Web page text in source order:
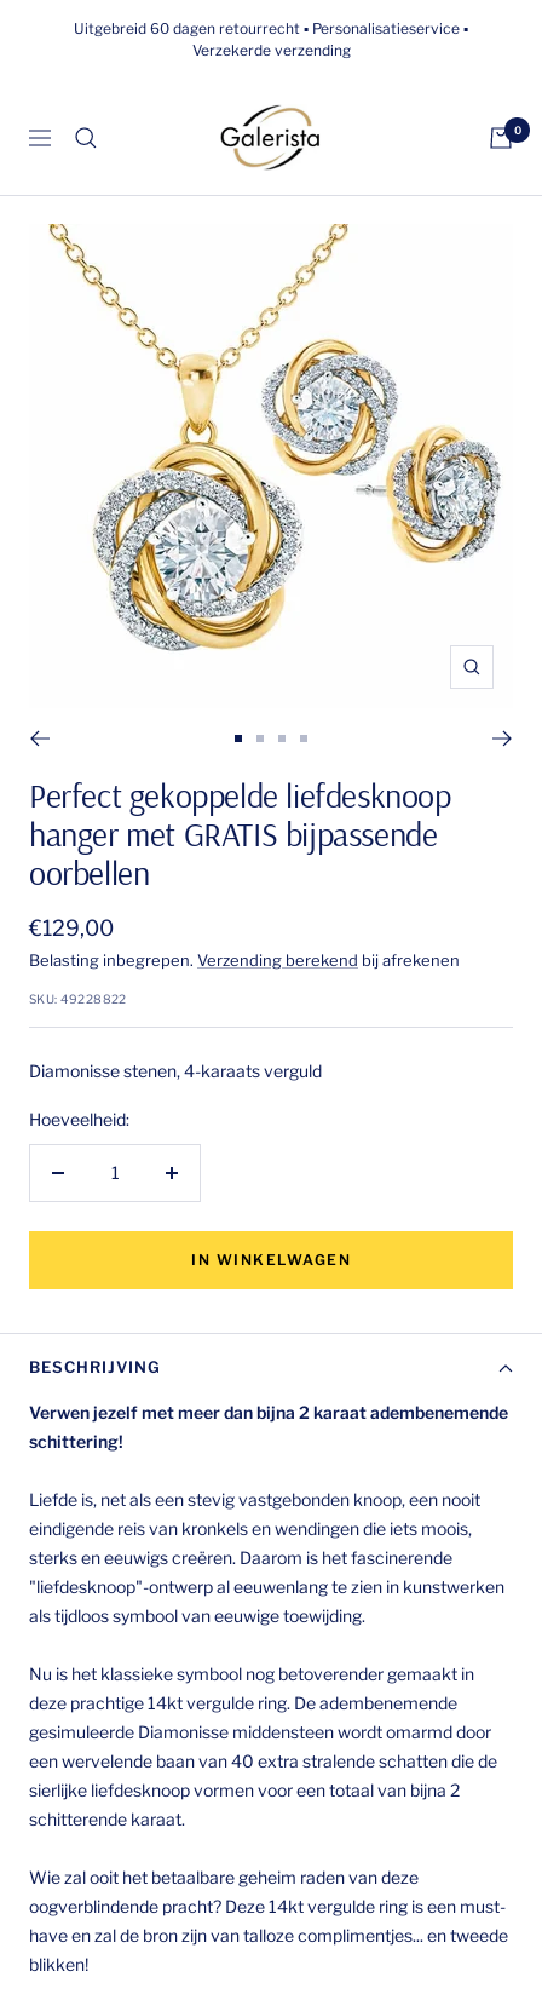
Uitgebreid 60 dagen retourrecht ▪ Personalisatieservice ▪
Verzekerde verzending
Navigatie
galerista
0
Zoom
naar
dia
1
naar
dia
2
naar
dia
naar
dia
4
Perfect gekoppelde liefdesknoop
hanger met GRATIS bijpassende
oorbellen
Verkoopprijs
€129,00
Belasting inbegrepen. Verzending berekend bij afrekenen
SKU:49228822
Diamonisse stenen, 4-karaats verguld
Hoeveelheid:
Hoeveelheid
Hoeveelheid
IN WINKELWAGEN
BESCHRIJVING
Verwen jezelf met meer dan bijna 2 karaat adembenemende
schittering!
Liefde is, net als een stevig vastgebonden knoop, een nooit
eindigende reis van kronkels en wendingen die iets moois,
sterks en eeuwigs creëren. Daarom is het fascinerende
"liefdesknoop"-ontwerp al eeuwenlang te zien in kunstwerken
als tijdloos symbool van eeuwige toewijding.
Nu is het klassieke symbool nog betoverender gemaakt in
deze prachtige 14kt vergulde ring. De adembenemende
gesimuleerde Diamonisse middensteen wordt omarmd door
een wervelende baan van 40 extra stralende schatten die de
sierlijke liefdesknoop vormen voor een totaal van bijna 2
schitterende karaat.
Wie zal ooit het betaalbare geheim raden van deze
oogverblindende pracht? Deze 14kt vergulde ring is een must-
have en zal de bron zijn van talloze complimentjes... en tweede
blikken!